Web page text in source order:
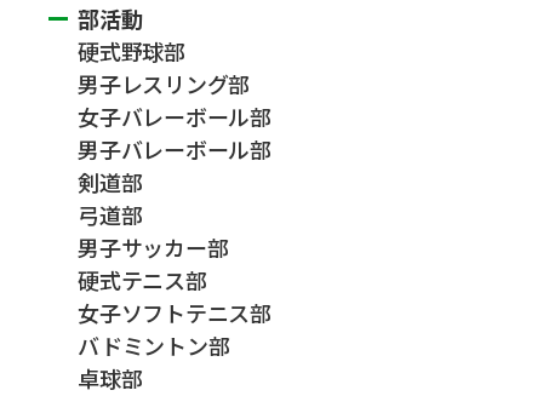
部活動
硬式野球部
男子レスリング部
女子バレーボール部
男子バレーボール部
剣道部
弓道部
男子サッカー部
硬式テニス部
女子ソフトテニス部
バドミントン部
卓球部